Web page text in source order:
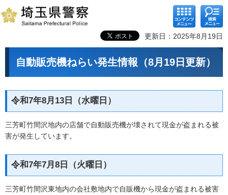
コンテ
ンツメ
ニュー
検索メ
ニュー
更新日：2025年8月19日
自動販売機ねらい発生情報（8月19日更新）
令和7年8月13日（水曜日）
三芳町竹間沢地内の店舗で自動販売機が壊されて現金が盗まれる被
害が発生しています。
令和7年7月8日（火曜日）
三芳町竹間沢東地内の会社敷地内で自販機から現金が盗まれる被害